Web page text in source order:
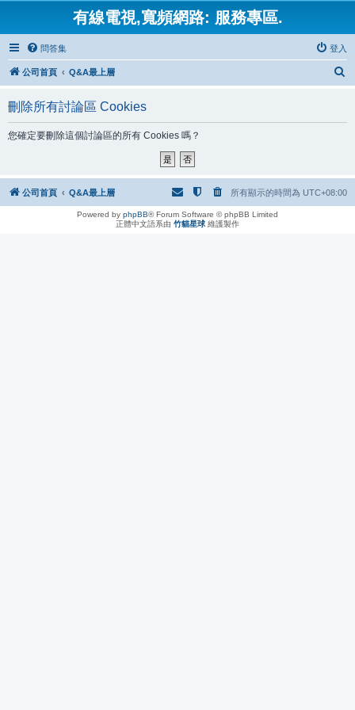
有線電視,寬頻網路: 服務專區.
問答集 登入
公司首頁 Q&A最上層
刪除所有討論區 Cookies
您確定要刪除這個討論區的所有 Cookies 嗎？
公司首頁 Q&A最上層 所有顯示的時間為 UTC+08:00
Powered by phpBB® Forum Software © phpBB Limited
正體中文語系由 竹貓星球 維護製作